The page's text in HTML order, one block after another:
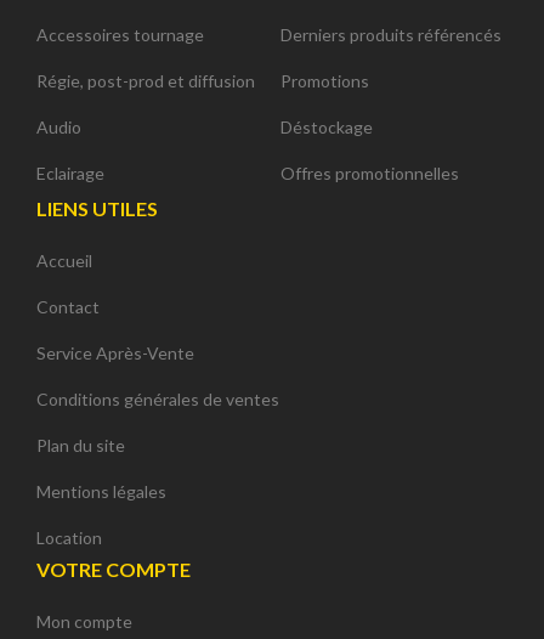
Accessoires tournage
Régie, post-prod et diffusion
Audio
Eclairage
Derniers produits référencés
Promotions
Déstockage
Offres promotionnelles
LIENS UTILES
Accueil
Contact
Service Après-Vente
Conditions générales de ventes
Plan du site
Mentions légales
Location
VOTRE COMPTE
Mon compte